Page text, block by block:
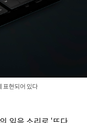
표현되어 있다